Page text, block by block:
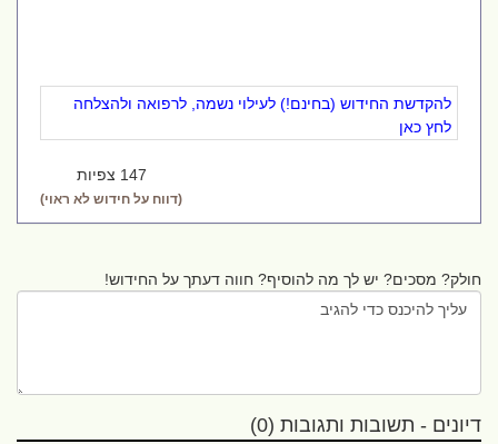
להקדשת החידוש (בחינם!) לעילוי נשמה, לרפואה ולהצלחה
לחץ כאן
147 צפיות
(דווח על חידוש לא ראוי)
חולק? מסכים? יש לך מה להוסיף? חווה דעתך על החידוש!
דיונים - תשובות ותגובות (0)